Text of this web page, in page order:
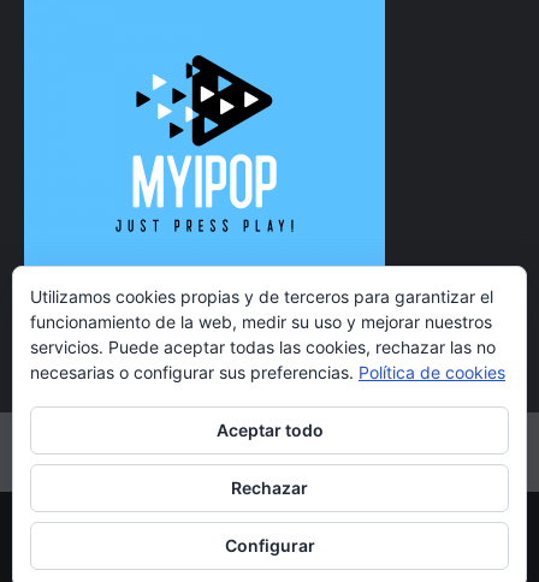
TwitterInstagramFacebookYouTube
Copyright 2021 MyiPop © Todos los derechos reservados.
por AF themes.
Utilizamos cookies propias y de terceros para garantizar el
funcionamiento de la web, medir su uso y mejorar nuestros
servicios. Puede aceptar todas las cookies, rechazar las no
necesarias o configurar sus preferencias. Política de cookies
Aceptar todo
Rechazar
Configurar